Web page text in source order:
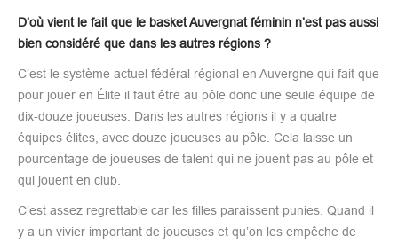
D’où vient le fait que le basket Auvergnat féminin n’est pas aussi
bien considéré que dans les autres régions ?
C’est le système actuel fédéral régional en Auvergne qui fait que
pour jouer en Élite il faut être au pôle donc une seule équipe de
dix-douze joueuses. Dans les autres régions il y a quatre
équipes élites, avec douze joueuses au pôle. Cela laisse un
pourcentage de joueuses de talent qui ne jouent pas au pôle et
qui jouent en club.
C’est assez regrettable car les filles paraissent punies. Quand il
y a un vivier important de joueuses et qu’on les empêche de